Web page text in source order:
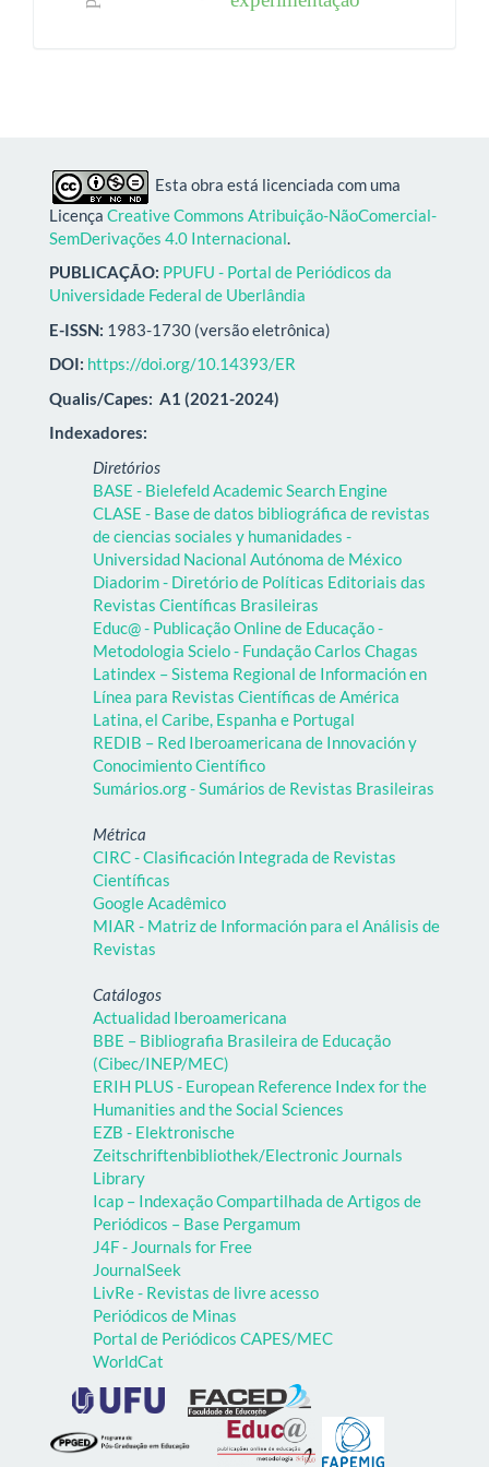
Esta obra está licenciada com uma
Licença Creative Commons Atribuição-NãoComercial-
SemDerivações 4.0 Internacional.
PUBLICAÇÃO: PPUFU - Portal de Periódicos da
Universidade Federal de Uberlândia
E-ISSN: 1983-1730 (versão eletrônica)
DOI: https://doi.org/10.14393/ER
Qualis/Capes: A1 (2021-2024)
Indexadores:
Diretórios
BASE - Bielefeld Academic Search Engine
CLASE - Base de datos bibliográfica de revistas
de ciencias sociales y humanidades -
Universidad Nacional Autónoma de México
Diadorim - Diretório de Políticas Editoriais das
Revistas Científicas Brasileiras
Educ@ - Publicação Online de Educação -
Metodologia Scielo - Fundação Carlos Chagas
Latindex – Sistema Regional de Información en
Línea para Revistas Científicas de América
Latina, el Caribe, Espanha e Portugal
REDIB – Red Iberoamericana de Innovación y
Conocimiento Científico
Sumários.org - Sumários de Revistas Brasileiras
Métrica
CIRC - Clasificación Integrada de Revistas
Científicas
Google Acadêmico
MIAR - Matriz de Información para el Análisis de
Revistas
Catálogos
Actualidad Iberoamericana
BBE – Bibliografia Brasileira de Educação
(Cibec/INEP/MEC)
ERIH PLUS - European Reference Index for the
Humanities and the Social Sciences
EZB - Elektronische
Zeitschriftenbibliothek/Electronic Journals
Library
Icap – Indexação Compartilhada de Artigos de
Periódicos – Base Pergamum
J4F - Journals for Free
JournalSeek
LivRe - Revistas de livre acesso
Periódicos de Minas
Portal de Periódicos CAPES/MEC
WorldCat